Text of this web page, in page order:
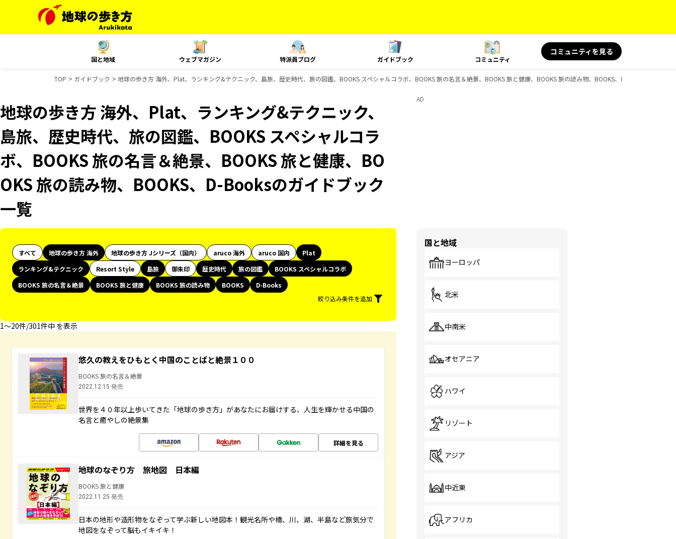
国と地域 ウェブマガジン 特派員ブログ ガイドブック コミュニティ
コミュニティを見る
TOP ガイドブック 地球の歩き方 海外、Plat、ランキング&テクニック、島旅、歴史時代、旅の図鑑、BOOKS スペシャルコラボ、BOOKS 旅の名言＆絶景、BOOKS 旅と健康、BOOKS 旅の読み物、BOOKS、D-Booksのガイド
地球の歩き方 海外、Plat、ランキング&テクニック、
島旅、歴史時代、旅の図鑑、BOOKS スペシャルコラ
ボ、BOOKS 旅の名言＆絶景、BOOKS 旅と健康、BO
OKS 旅の読み物、BOOKS、D-Booksのガイドブック
一覧
すべて 地球の歩き方 海外 地球の歩き方 Jシリーズ（国内） aruco 海外 aruco 国内
Plat
ランキング&テクニック
Resort Style 島旅 御朱印 歴史時代 旅の図鑑
BOOKS スペシャルコラボ
BOOKS 旅の名言＆絶景
BOOKS 旅と健康 BOOKS 旅の読み物 BOOKS
D-Books
絞り込み条件を追加
1〜20件/301件中 を表示
悠久の教えをひもとく中国のことばと絶景１００
BOOKS 旅の名言＆絶景
2022.12.15 発売
世界を４０年以上歩いてきた「地球の歩き方」があなたにお届けする、人生を輝かせる中国の
名言と癒やしの絶景集
詳細を見る
地球のなぞり方 旅地図 日本編
BOOKS 旅と健康
2022.11.25 発売
日本の地形や造形物をなぞって学ぶ新しい地図本！観光名所や橋、川、湖、半島など旅気分で
地図をなぞって脳もイキイキ！
AD
国と地域
ヨーロッパ
北米
中南米
オセアニア
ハワイ
リゾート
アジア
中近東
アフリカ